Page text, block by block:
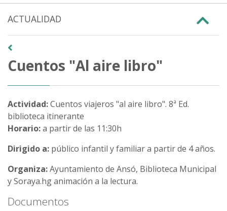
ACTUALIDAD
Cuentos "Al aire libro"
Actividad:Cuentos viajeros "al aire libro". 8ª Ed.
biblioteca itinerante
Horario:a partir de las 11:30h
Dirigido a: público infantil y familiar a partir de 4 años.
Organiza:Ayuntamiento de Ansó, Biblioteca Municipal
y Soraya.hg animación a la lectura.
Documentos